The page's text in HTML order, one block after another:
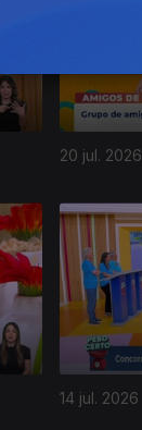
20 jul. 2026
14 jul. 2026